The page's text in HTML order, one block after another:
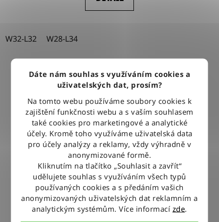
Dáte nám souhlas s využíváním cookies a
uživatelských dat, prosím?
Na tomto webu používáme soubory cookies k
zajištění funkčnosti webu a s vaším souhlasem
také cookies pro marketingové a analytické
účely. Kromě toho využíváme uživatelská data
pro účely analýzy a reklamy, vždy výhradně v
anonymizované formě.
Kliknutím na tlačítko „Souhlasit a zavřít“
udělujete souhlas s využíváním všech typů
používaných cookies a s předáním vašich
anonymizovaných uživatelských dat reklamním a
analytickým systémům. Více informací zde.
W32-L32 W28-L34